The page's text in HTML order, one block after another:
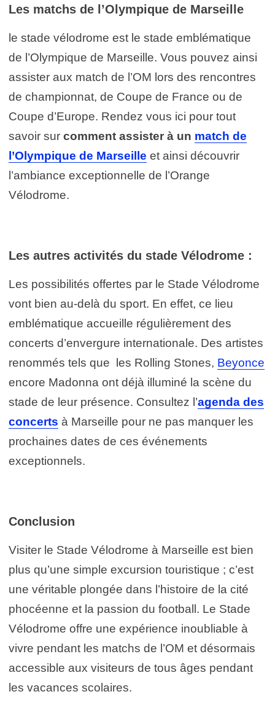
Les matchs de l’Olympique de Marseille
le stade vélodrome est le stade emblématique
de l’Olympique de Marseille. Vous pouvez ainsi
assister aux match de l’OM lors des rencontres
de championnat, de Coupe de France ou de
Coupe d’Europe. Rendez vous ici pour tout
savoir sur comment assister à un match de
l’Olympique de Marseille et ainsi découvrir
l’ambiance exceptionnelle de l’Orange
Vélodrome.
Les autres activités du stade Vélodrome :
Les possibilités offertes par le Stade Vélodrome
vont bien au-delà du sport. En effet, ce lieu
emblématique accueille régulièrement des
concerts d’envergure internationale. Des artistes
renommés tels que les Rolling Stones, Beyonce
encore Madonna ont déjà illuminé la scène du
stade de leur présence. Consultez l’agenda des
concerts à Marseille pour ne pas manquer les
prochaines dates de ces événements
exceptionnels.
Conclusion
Visiter le Stade Vélodrome à Marseille est bien
plus qu’une simple excursion touristique ; c’est
une véritable plongée dans l’histoire de la cité
phocéenne et la passion du football. Le Stade
Vélodrome offre une expérience inoubliable à
vivre pendant les matchs de l’OM et désormais
accessible aux visiteurs de tous âges pendant
les vacances scolaires.